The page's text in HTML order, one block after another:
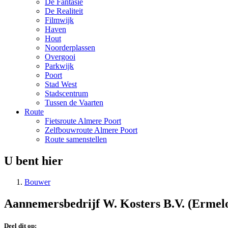
De Realiteit
Filmwijk
Haven
Hout
Noorderplassen
Overgooi
Parkwijk
Poort
Stad West
Stadscentrum
Tussen de Vaarten
Route
Fietsroute Almere Poort
Zelfbouwroute Almere Poort
Route samenstellen
U bent hier
Bouwer
Aannemersbedrijf W. Kosters B.V.
Deel dit op: